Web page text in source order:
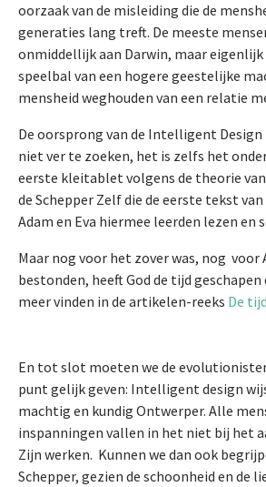
oorzaak van de misleiding die de
generaties lang treft. De meeste
onmiddellijk aan Darwin, maar eigenlijk
speelbal van een hogere geestelijke
mensheid weghouden van een relatie
De oorsprong van de Intelligent
niet ver te zoeken, het is zelfs het
eerste kleitablet volgens de theorie van
de Schepper Zelf die de eerste tekst
Adam en Eva hiermee leerden lezen en
Maar nog voor het zover was, nog voor
bestonden, heeft God de tijd geschapen
meer vinden in de artikelen-reeks De
En tot slot moeten we de
punt gelijk geven: Intelligent design
machtig en kundig Ontwerper. Alle
inspanningen vallen in het niet bij het
Zijn werken. Kunnen we dan ook
Schepper, gezien de schoonheid en de